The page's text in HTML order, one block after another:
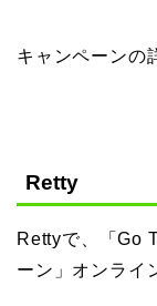
キャンペーンの
Retty
Rettyで、「Go
ーン」オンライ